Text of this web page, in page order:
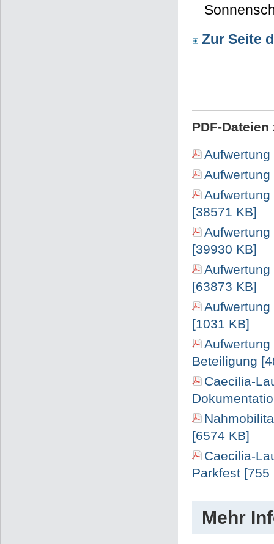
Zur Seite
PDF-
[38571 KB]
[39930 KB]
[63873 KB]
[1031 KB]
Beteiligung
Caecilia-
[6574 KB]
Caecilia-
Parkfest [755
Mehr